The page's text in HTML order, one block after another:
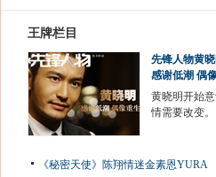
王牌栏目
先锋人物黄晓
感谢低潮 偶
黄晓明开始
情需要改变
《秘密天使》陈翔情迷金素恩YURA